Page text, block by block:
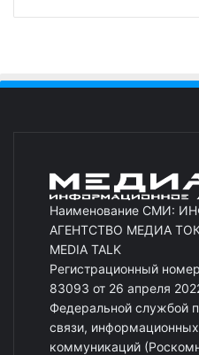
Наименование СМИ:
АГЕНТСТВО МЕДИА ТОК/
MEDIA TALK
Регистрационный
83093 от 26 апреля
Федеральной службой
связи,
коммуникаций